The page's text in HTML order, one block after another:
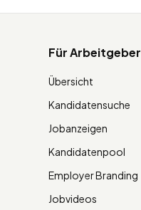
Für Arbeitgeber
Übersicht
Kandidatensuche
Jobanzeigen
Kandidatenpool
Employer Branding
Jobvideos